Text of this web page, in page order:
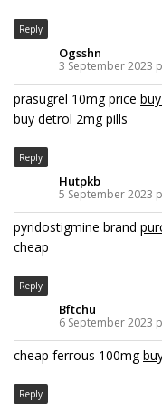
Reply
Ogsshn
3 September 2023
prasugrel 10mg price
buy detrol 2mg pills
Reply
Hutpkb
5 September 2023
pyridostigmine brand
cheap
Reply
Bftchu
6 September 2023
cheap ferrous 100mg
Reply